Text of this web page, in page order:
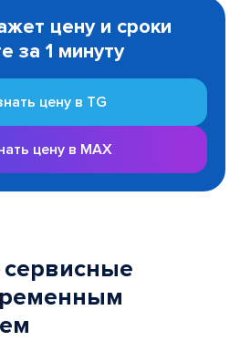
цену и сроки
за 1 минуту
цену в TG
цену в MAX
сервисные